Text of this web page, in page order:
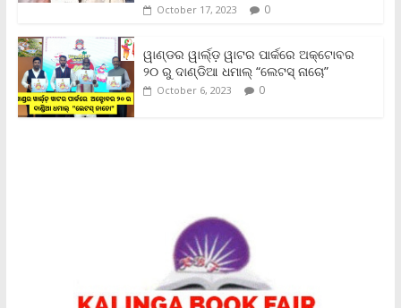
October 17, 2023 0
ୱାଣ୍ଡର ୱାର୍ଲ୍‌ଡ଼ ୱାଟର ପାର୍କରେ ଅକ୍ଟୋବର
୨୦ ରୁ ଦାଣ୍ଡିଆ ଧମାଲ୍ “ଲେଟସ୍ ନାଚୋ”
October 6, 2023 0